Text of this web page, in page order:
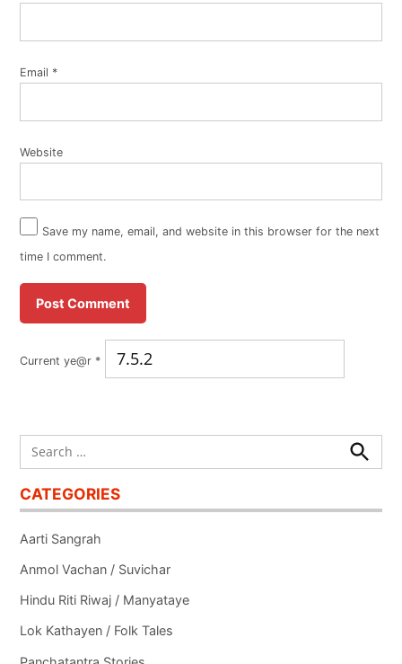
Email *
Website
Save my name, email, and website in this browser for the next
time I comment.
Current ye@r *
Search
for:
Search
CATEGORIES
Aarti Sangrah
Anmol Vachan / Suvichar
Hindu Riti Riwaj / Manyataye
Lok Kathayen / Folk Tales